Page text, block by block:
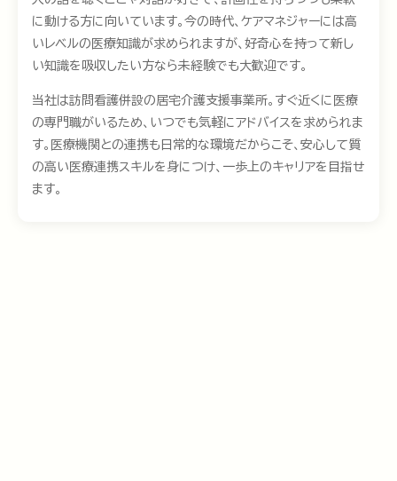
に動ける方に向いています。今の時代、ケアマネジャーには高
いレベルの医療知識が求められますが、好奇心を持って新し
い知識を吸収したい方なら未経験でも大歓迎です。
当社は訪問看護併設の居宅介護支援事業所。すぐ近くに医療
の専門職がいるため、いつでも気軽にアドバイスを求められま
す。医療機関との連携も日常的な環境だからこそ、安心して質
の高い医療連携スキルを身につけ、一歩上のキャリアを目指せ
ます。